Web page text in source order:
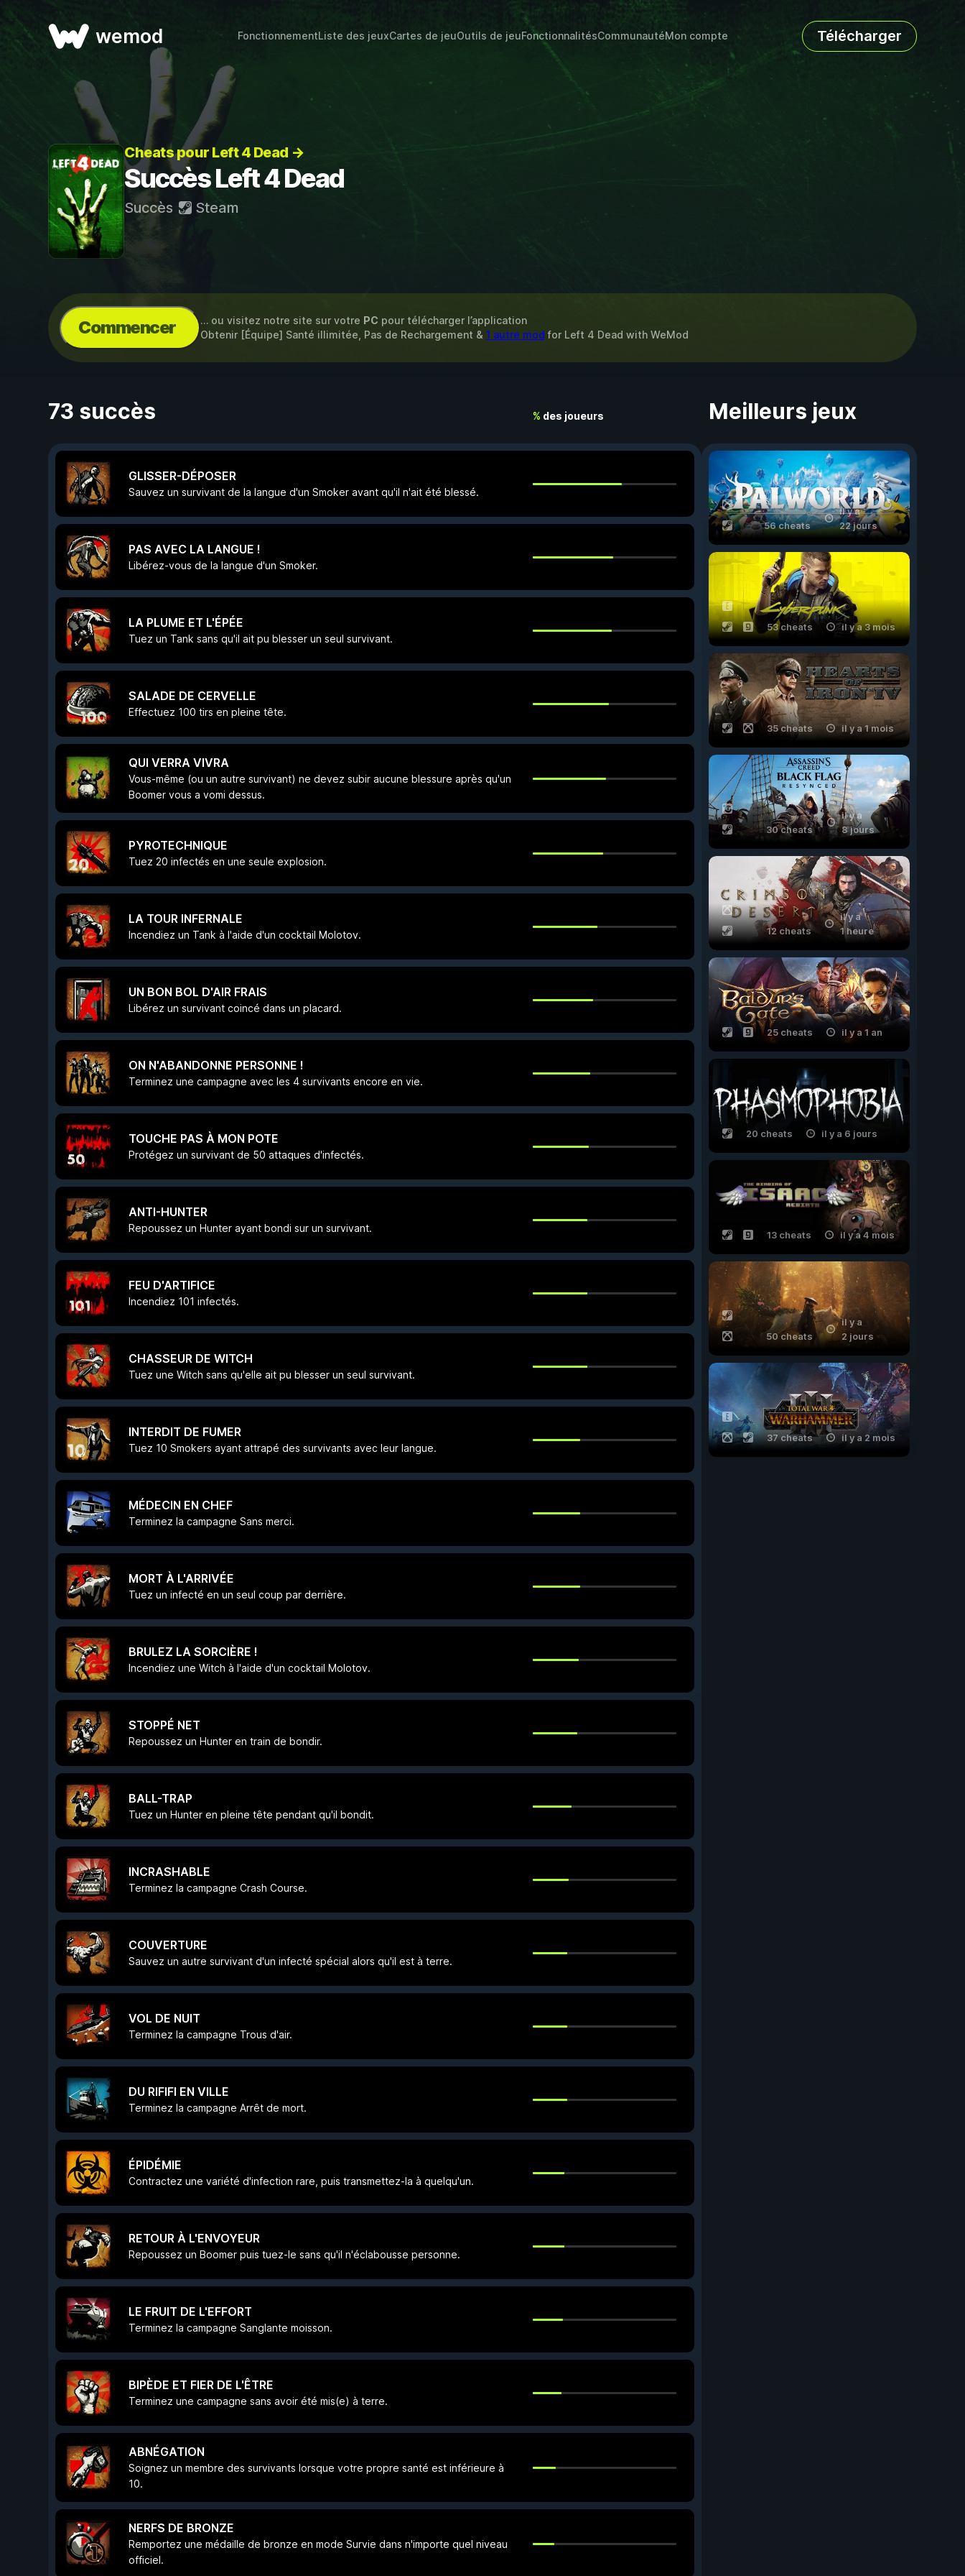
wemod FonctionnementListe des jeuxCartes de jeuOutils de jeuFonctionnalitésCommunautéMon compte Télécharger
Cheats pour Left 4 Dead →
Succès Left 4 Dead
Succès Steam
Commencer … ou visitez notre site sur votre PC pour télécharger l’application
Obtenir [Équipe] Santé illimitée, Pas de Rechargement & 1 autre mod for Left 4 Dead with WeMod
73 succès % des joueurs
GLISSER-DÉPOSER
Sauvez un survivant de la langue d'un Smoker avant qu'il n'ait été blessé.
PAS AVEC LA LANGUE !
Libérez-vous de la langue d'un Smoker.
LA PLUME ET L'ÉPÉE
Tuez un Tank sans qu'il ait pu blesser un seul survivant.
SALADE DE CERVELLE
Effectuez 100 tirs en pleine tête.
QUI VERRA VIVRA
Vous-même (ou un autre survivant) ne devez subir aucune blessure après qu'un
Boomer vous a vomi dessus.
PYROTECHNIQUE
Tuez 20 infectés en une seule explosion.
LA TOUR INFERNALE
Incendiez un Tank à l'aide d'un cocktail Molotov.
UN BON BOL D'AIR FRAIS
Libérez un survivant coincé dans un placard.
ON N'ABANDONNE PERSONNE !
Terminez une campagne avec les 4 survivants encore en vie.
TOUCHE PAS À MON POTE
Protégez un survivant de 50 attaques d'infectés.
ANTI-HUNTER
Repoussez un Hunter ayant bondi sur un survivant.
FEU D'ARTIFICE
Incendiez 101 infectés.
CHASSEUR DE WITCH
Tuez une Witch sans qu'elle ait pu blesser un seul survivant.
INTERDIT DE FUMER
Tuez 10 Smokers ayant attrapé des survivants avec leur langue.
MÉDECIN EN CHEF
Terminez la campagne Sans merci.
MORT À L'ARRIVÉE
Tuez un infecté en un seul coup par derrière.
BRULEZ LA SORCIÈRE !
Incendiez une Witch à l'aide d'un cocktail Molotov.
STOPPÉ NET
Repoussez un Hunter en train de bondir.
BALL-TRAP
Tuez un Hunter en pleine tête pendant qu'il bondit.
INCRASHABLE
Terminez la campagne Crash Course.
COUVERTURE
Sauvez un autre survivant d'un infecté spécial alors qu'il est à terre.
VOL DE NUIT
Terminez la campagne Trous d'air.
DU RIFIFI EN VILLE
Terminez la campagne Arrêt de mort.
ÉPIDÉMIE
Contractez une variété d'infection rare, puis transmettez-la à quelqu'un.
RETOUR À L'ENVOYEUR
Repoussez un Boomer puis tuez-le sans qu'il n'éclabousse personne.
LE FRUIT DE L'EFFORT
Terminez la campagne Sanglante moisson.
BIPÈDE ET FIER DE L'ÊTRE
Terminez une campagne sans avoir été mis(e) à terre.
ABNÉGATION
Soignez un membre des survivants lorsque votre propre santé est inférieure à
10.
NERFS DE BRONZE
Remportez une médaille de bronze en mode Survie dans n'importe quel niveau
officiel.
Meilleurs jeux
56 cheats
il y a
22 jours
53 cheats il y a 3 mois
35 cheats il y a 1 mois
30 cheats
il y a
8 jours
12 cheats
il y a
1 heure
25 cheats il y a 1 an
20 cheats il y a 6 jours
13 cheats il y a 4 mois
50 cheats
il y a
2 jours
37 cheats il y a 2 mois